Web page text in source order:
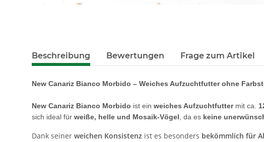
Beschreibung Bewertungen Frage zum Artikel
New Canariz Bianco Morbido – Weiches Aufzuchtfutter ohne
New Canariz Bianco Morbido ist ein weiches Aufzuchtfuttermit ca.
sich ideal für weiße, helle und Mosaik-Vögel, da es keine
Dank seiner weichen Konsistenz ist es besonders bekömmlich für